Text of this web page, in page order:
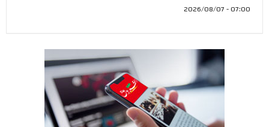
07:00 - 2026/08/07